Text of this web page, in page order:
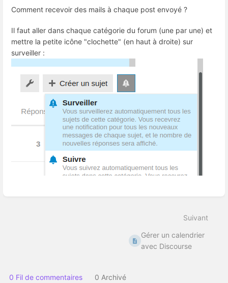
Comment recevoir des mails à chaque post envoyé ?
Il faut aller dans chaque catégorie du forum (une par une) et
mettre la petite icône "clochette" (en haut à droite) sur
surveiller :
Suivant
Gérer un calendrier
avec Discourse
0 Fil de commentaires 0 Archivé